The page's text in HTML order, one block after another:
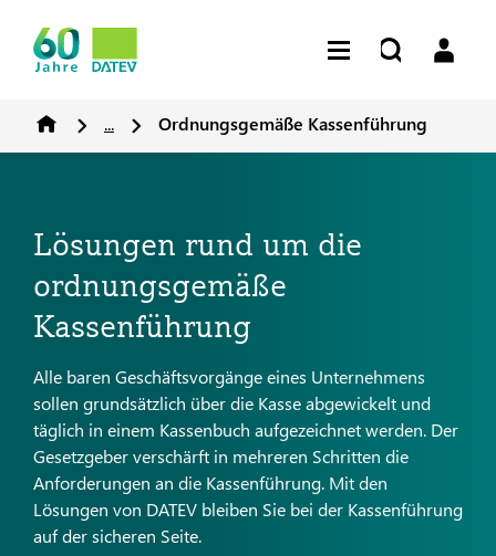
... Ordnungsgemäße Kassenführung
Lösungen rund um die
ordnungsgemäße
Kassenführung
Alle baren Geschäftsvorgänge eines Unternehmens
sollen grundsätzlich über die Kasse abgewickelt und
täglich in einem Kassenbuch aufgezeichnet werden. Der
Gesetzgeber verschärft in mehreren Schritten die
Anforderungen an die Kassenführung. Mit den
Lösungen von DATEV bleiben Sie bei der Kassenführung
auf der sicheren Seite.